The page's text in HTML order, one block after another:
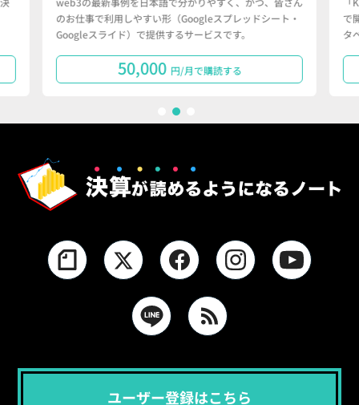
のお仕事で利用しやすい形（Googleスプレッドシート・
Googleスライド）で提供するサービスです。
50,000 円/月で購読する
で
タ
ユーザー登録はこちら